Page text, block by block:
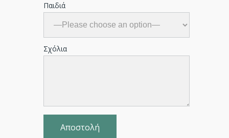
Παιδιά
Σχόλια